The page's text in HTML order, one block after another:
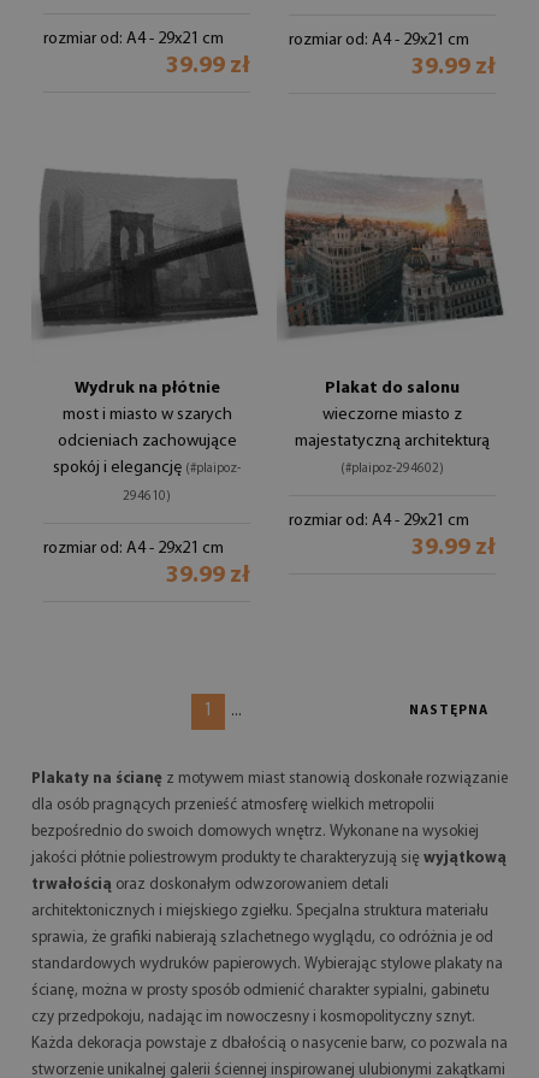
rozmiar od: A4 - 29x21 cm
39.99 zł
rozmiar od: A4 - 29x21 cm
39.99 zł
Wydruk na płótnie
most i miasto w szarych
odcieniach zachowujące
spokój i elegancję (#plaipoz-
294610)
rozmiar od: A4 - 29x21 cm
39.99 zł
Plakat do salonu
wieczorne miasto z
majestatyczną architekturą
(#plaipoz-294602)
rozmiar od: A4 - 29x21 cm
39.99 zł
1 ... NASTĘPNA
Plakaty na ścianę z motywem miast stanowią doskonałe rozwiązanie
dla osób pragnących przenieść atmosferę wielkich metropolii
bezpośrednio do swoich domowych wnętrz. Wykonane na wysokiej
jakości płótnie poliestrowym produkty te charakteryzują się wyjątkową
trwałością oraz doskonałym odwzorowaniem detali
architektonicznych i miejskiego zgiełku. Specjalna struktura materiału
sprawia, że grafiki nabierają szlachetnego wyglądu, co odróżnia je od
standardowych wydruków papierowych. Wybierając stylowe plakaty na
ścianę, można w prosty sposób odmienić charakter sypialni, gabinetu
czy przedpokoju, nadając im nowoczesny i kosmopolityczny sznyt.
Każda dekoracja powstaje z dbałością o nasycenie barw, co pozwala na
stworzenie unikalnej galerii ściennej inspirowanej ulubionymi zakątkami